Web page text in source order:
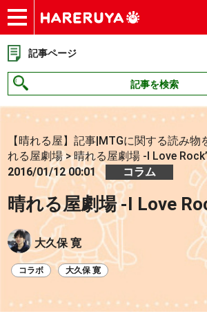
ショップ
買取
記事
デッキ検索
デッキ構築
選手一覧
店舗一覧
イベント
お問い合わせ
記事ページ
記事を検索
【晴れる屋】記事|MTGに関する読み物
れる屋劇場>晴れる屋劇場 -I Love
2016/01/12 00:01
コラム
晴れる屋劇場 -I Love
大久保 寛
コラボ 大久保 寛